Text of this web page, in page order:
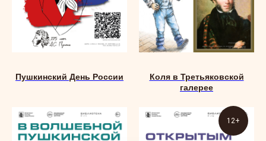
Пушкинский День России
Коля в Третьяковской
галерее
12+